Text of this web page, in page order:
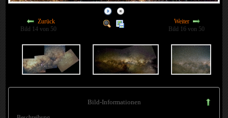
Zurück
Bild 14 von 50
Weiter
Bild 16 von 50
Bild-Informationen